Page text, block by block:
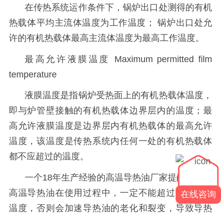
在传热系统运作条件下，锅炉出口处测得的有机
热载体平均主流体温度为工作温度；
锅炉出口处允
许的有机热载体最高主流体温度为最高工作温度。
最高允许液膜温度
Maximum permitted film
temperature
液膜温度是指锅炉受热面上的有机热载体温度，
即与炉管壁接触的有机热载体边界层内的温度；最
高允许液膜温度是边界层内有机热载体的最高允许
温度，该温度是传热系统内任何一处的有机热载体
都不应超过的温度。
一个18年生产经验的高温导热油厂家提醒大家，
高温导热油在使用过程中，一定不能超过最高工作
温度，否则会加速导热油的老化和裂变，导致导热
在线咨询